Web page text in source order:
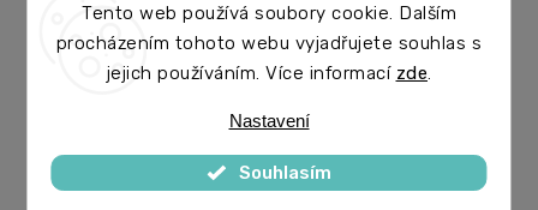
Tento web používá soubory cookie. Dalším
procházením tohoto webu vyjadřujete souhlas s
jejich používáním. Více informací zde
Nastavení
Souhlasím